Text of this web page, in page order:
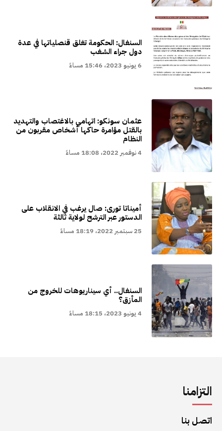
السنغال: الحكومة تغلق قنصلياتها في عدة
دول جراء الشغب
6 يونيو 2023، 15:46 مساءً
عثمان سونكو: اتهامي بالاغتصاب والتهديد
بالقتل مؤامرة حاكها أشخاص مقربون من
النظام
4 نوفمبر 2022، 18:08 مساءً
أميناتا تورى: صال يرغب في الانقلاب على
الدستور عبر الترشح لولاية ثالثة
25 سبتمبر 2022، 18:19 مساءً
السنغال.. أي سيناريوهات للخروج من
المأزق؟
4 يونيو 2023، 18:15 مساءً
التزامنا
اتصل بنا